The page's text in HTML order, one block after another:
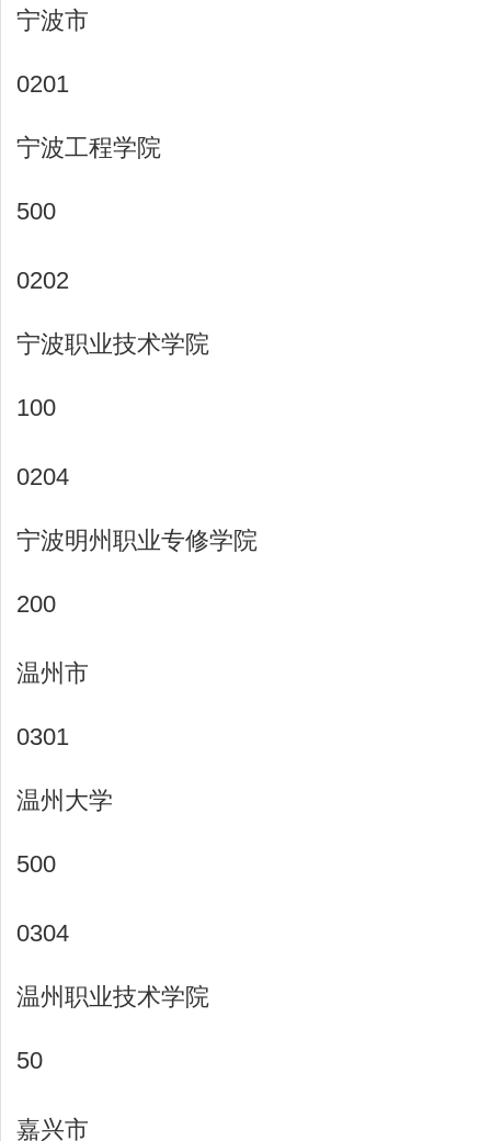
宁波市
0201
宁波工程学院
500
0202
宁波职业技术学院
100
0204
宁波明州职业专修学院
200
温州市
0301
温州大学
500
0304
温州职业技术学院
50
嘉兴市